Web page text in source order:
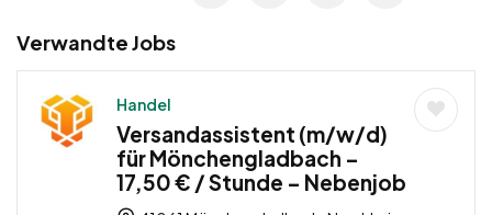
Verwandte Jobs
Handel
Versandassistent (m/w/d)
für Mönchengladbach –
17,50 € / Stunde – Nebenjob